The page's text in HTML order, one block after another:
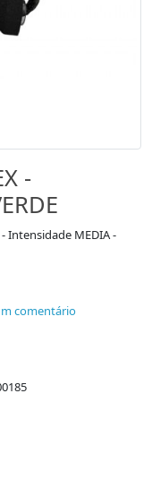
-
- Intensidade MEDIA -
comentário